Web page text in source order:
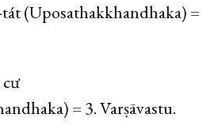
(Uposathakkhandhaka) =
= 3. Varṣāvastu.